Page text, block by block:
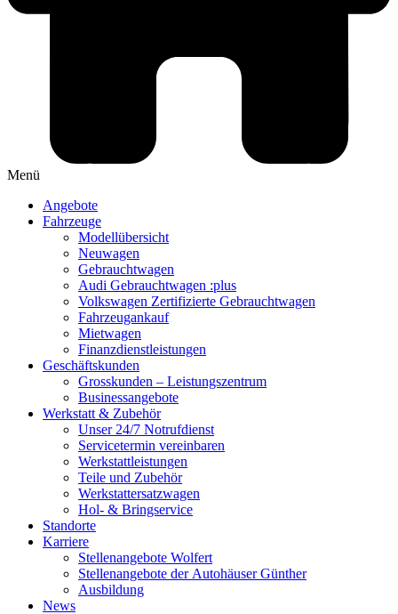
Menü
Angebote
Fahrzeuge
Modellübersicht
Neuwagen
Gebrauchtwagen
Audi Gebrauchtwagen :plus
Volkswagen Zertifizierte Gebrauchtwagen
Fahrzeugankauf
Mietwagen
Finanzdienstleistungen
Geschäftskunden
Grosskunden – Leistungszentrum
Businessangebote
Werkstatt & Zubehör
Unser 24/7 Notrufdienst
Servicetermin vereinbaren
Werkstattleistungen
Teile und Zubehör
Werkstattersatzwagen
Hol- & Bringservice
Standorte
Karriere
Stellenangebote Wolfert
Stellenangebote der Autohäuser Günther
Ausbildung
News